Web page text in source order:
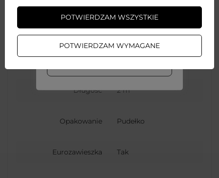
Funkcje kabla
Ładowanie
Przesyłanie danych
Maksymalne natężenie
prądu
3 A
Długość 2 m
Opakowanie Pudełko
Eurozawieszka Tak
ZAŁÓŻ KONTO
POTWIERDZAM WYMAGANE
POTWIERDZAM WSZYSTKIE